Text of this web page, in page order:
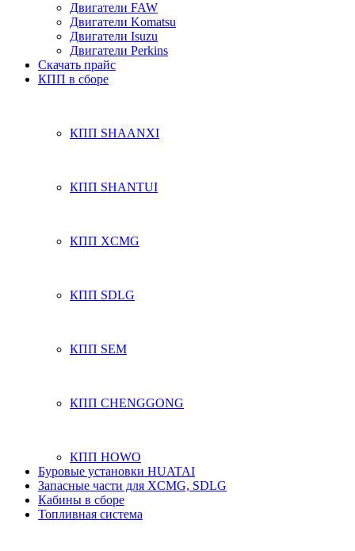
Двигатели FAW
Двигатели Komatsu
Двигатели Isuzu
Двигатели Perkins
Скачать прайс
КПП в сборе
КПП SHAANXI
КПП SHANTUI
КПП XCMG
КПП SDLG
КПП SEM
КПП CHENGGONG
КПП HOWO
Буровые установки HUATAI
Запасные части для XCMG, SDLG
Кабины в сборе
Топливная система